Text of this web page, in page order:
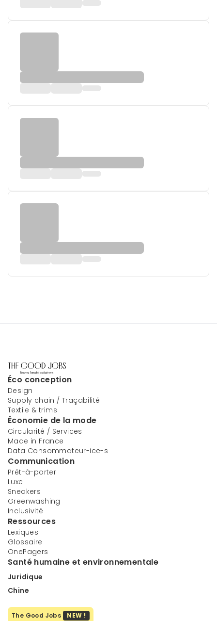
Éco conception
Design
Supply chain / Traçabilité
Textile & trims
Économie de la mode
Circularité / Services
Made in France
Data Consommateur-ice-s
Communication
Prêt-à-porter
Luxe
Sneakers
Greenwashing
Inclusivité
Ressources
Lexiques
Glossaire
OnePagers
Santé humaine et environnementale
Juridique
Chine
The Good Jobs NEW !